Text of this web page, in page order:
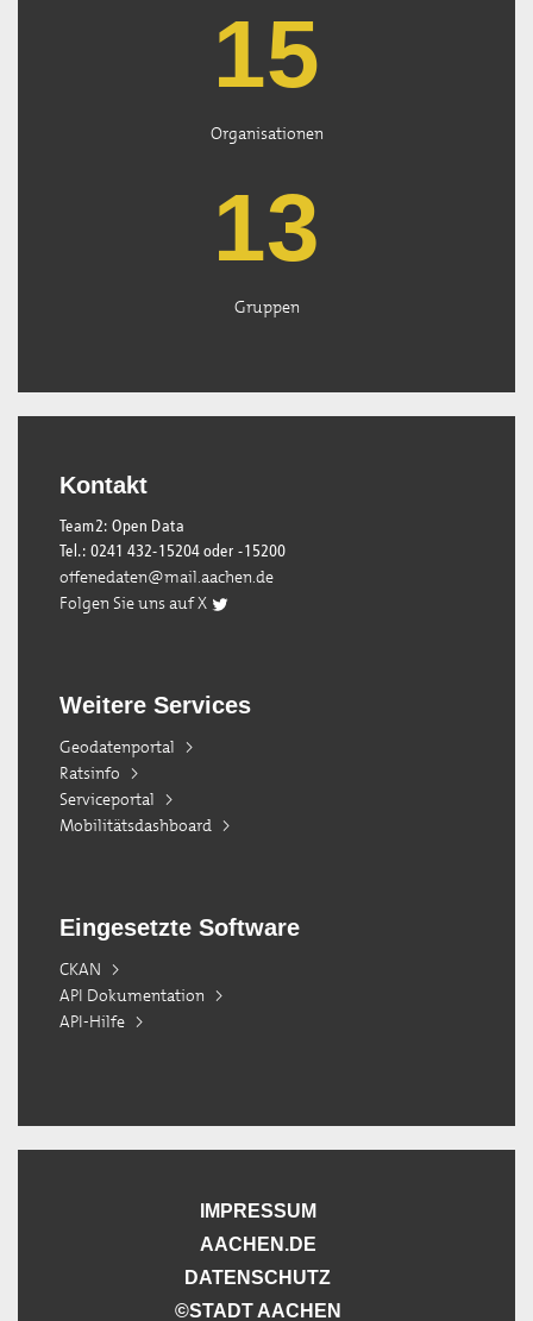
15
Organisationen
13
Gruppen
Kontakt
Team2: Open Data
Tel.: 0241 432-15204 oder -15200
offenedaten@mail.aachen.de
Folgen Sie uns auf X
Weitere Services
Geodatenportal
Ratsinfo
Serviceportal
Mobilitätsdashboard
Eingesetzte Software
CKAN
API Dokumentation
API-Hilfe
IMPRESSUM
AACHEN.DE
DATENSCHUTZ
©STADT AACHEN